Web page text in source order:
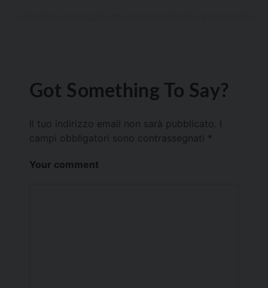
Got Something To Say?
Il tuo indirizzo email non sarà pubblicato.
campi obbligatori sono contrassegnati *
Your comment